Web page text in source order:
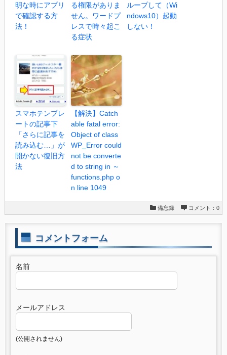
明な時にアプリ
で確認する方
法！
る権限がありま
せん。ワードプ
レスで時々起こ
る症状
ループして（Wi
ndows10）起動
しない！
スマホテンプレ
ートの記事下
「さらに記事を
読み込む…」が
開かない復旧方
法
【解決】Catch
able fatal error:
Object of class
WP_Error could
not be converte
d to string in ～
functions.php o
n line 1049
備忘録 コメント：0
コメントフォーム
名前
メールアドレス
(公開されません)